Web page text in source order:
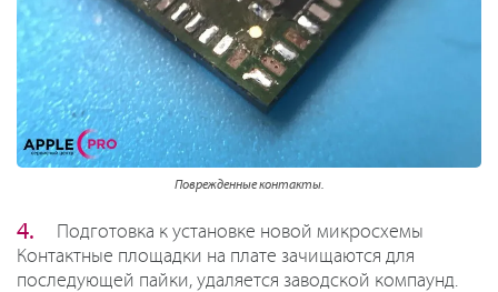
Поврежденные контакты.
Подготовка к установке новой микросхемы
Контактные площадки на плате зачищаются для
последующей пайки, удаляется заводской компаунд.